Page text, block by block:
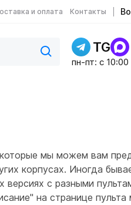
и оплата Контакты
TG
пн-пт: c
мы можем вам
корпусах. Иногда
с разными
на странице